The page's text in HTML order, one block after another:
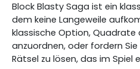
Block Blasty Saga ist ein
dem keine Langeweile
klassische Option, Quadrate
anzuordnen, oder fordern
Rätsel zu lösen, das im Spiel